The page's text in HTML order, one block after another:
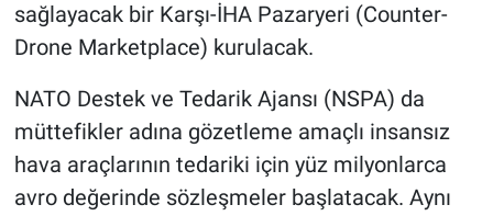
sağlayacak bir Karşı-İHA Pazaryeri (Counter-
Drone Marketplace) kurulacak.
NATO Destek ve Tedarik Ajansı (NSPA) da
müttefikler adına gözetleme amaçlı insansız
hava araçlarının tedariki için yüz milyonlarca
avro değerinde sözleşmeler başlatacak. Aynı